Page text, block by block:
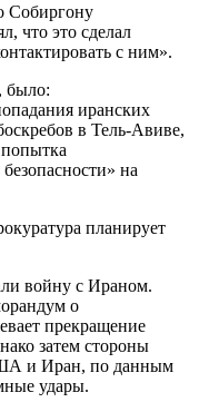
Собиргону
что это сделал
с ним».
было:
иранских
в Тель-Авиве,
на
планирует
войну с Ираном.
о
прекращение
затем стороны
и Иран, по данным
удары.